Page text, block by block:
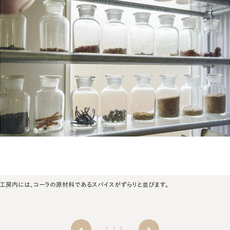
工房内には、コーラの原材料であるスパイスがずらりと並びます。